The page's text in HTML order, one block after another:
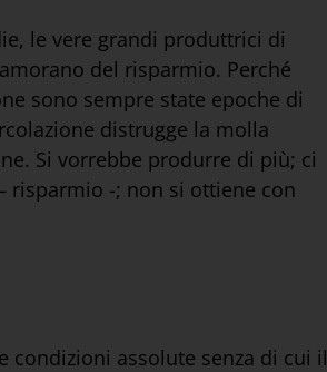
le vere grandi produttrici di
del risparmio. Perché
sono sempre state epoche di
distrugge la molla
Si vorrebbe produrre di più; ci
risparmio -; non si ottiene con
condizioni assolute senza di cui il